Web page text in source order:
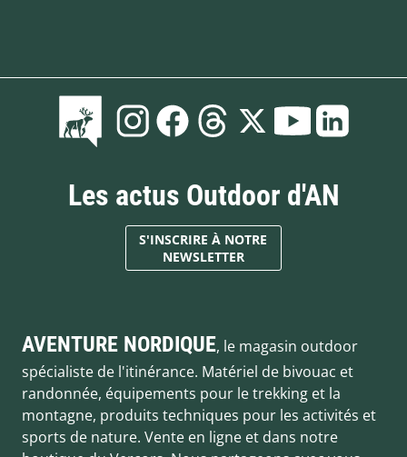
Les actus Outdoor d'AN
S'INSCRIRE À NOTRE
NEWSLETTER
AVENTURE NORDIQUE, le magasin outdoor
spécialiste de l'itinérance. Matériel de bivouac et
randonnée, équipements pour le trekking et la
montagne, produits techniques pour les activités et
sports de nature. Vente en ligne et dans notre